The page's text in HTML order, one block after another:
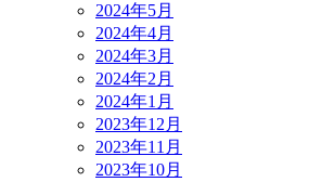
2024年5月
2024年4月
2024年3月
2024年2月
2024年1月
2023年12月
2023年11月
2023年10月